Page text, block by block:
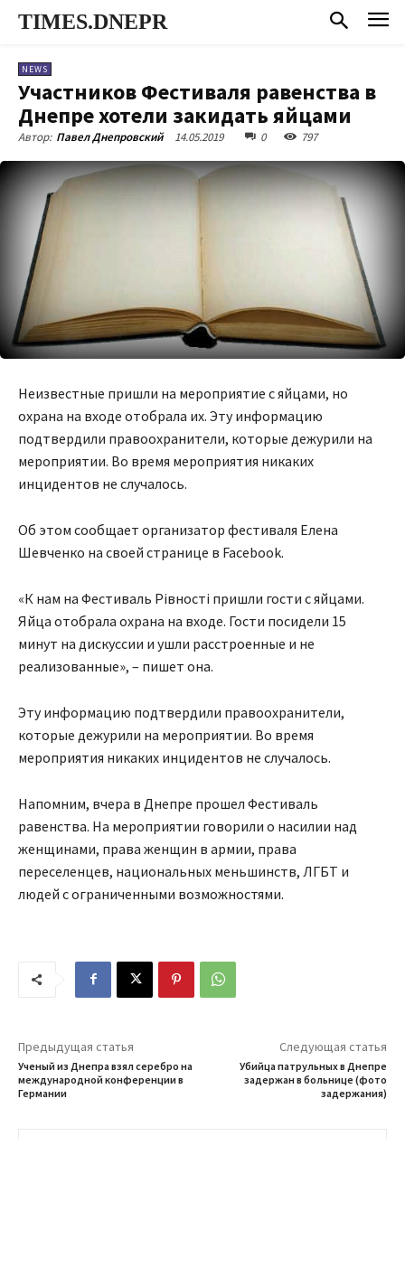
TIMES.DNEPR
NEWS
Участников Фестиваля равенства в
Днепре хотели закидать яйцами
Автор: Павел Днепровский 14.05.2019 0 797
Неизвестные пришли на мероприятие с яйцами, но
охрана на входе отобрала их. Эту информацию
подтвердили правоохранители, которые дежурили на
мероприятии. Во время мероприятия никаких
инцидентов не случалось.
Об этом сообщает организатор фестиваля Елена
Шевченко на своей странице в Facebook.
«К нам на Фестиваль Рівності пришли гости с яйцами.
Яйца отобрала охрана на входе. Гости посидели 15
минут на дискуссии и ушли расстроенные и не
реализованные», – пишет она.
Эту информацию подтвердили правоохранители,
которые дежурили на мероприятии. Во время
мероприятия никаких инцидентов не случалось.
Напомним, вчера в Днепре прошел Фестиваль
равенства. На мероприятии говорили о насилии над
женщинами, права женщин в армии, права
переселенцев, национальных меньшинств, ЛГБТ и
людей с ограниченными возможностями.
Предыдущая статья
Ученый из Днепра взял серебро на
международной конференции в
Германии
Следующая статья
Убийца патрульных в Днепре
задержан в больнице (фото
задержания)